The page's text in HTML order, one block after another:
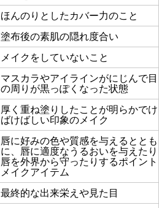
ほんのりとしたカバー力のこと
塗布後の素肌の隠れ度合い
メイクをしていないこと
マスカラやアイラインがにじんで目
の周りが黒っぽくなった状態
厚く重ね塗りしたことが明らかでけ
ばけばしい印象のメイク
唇に好みの色や質感を与えるととも
に、唇に適度なうるおいを与えたり
唇を外界から守ったりするポイント
メイクアイテム
最終的な出来栄えや見た目